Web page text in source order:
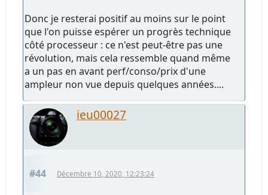
Donc je resterai positif au moins sur le point
que l'on puisse espérer un progrès technique
côté processeur : ce n'est peut-être pas une
révolution, mais cela ressemble quand même
a un pas en avant perf/conso/prix d'une
ampleur non vue depuis quelques années....
ieu00027
#44 Décembre 10, 2020, 12:23:24